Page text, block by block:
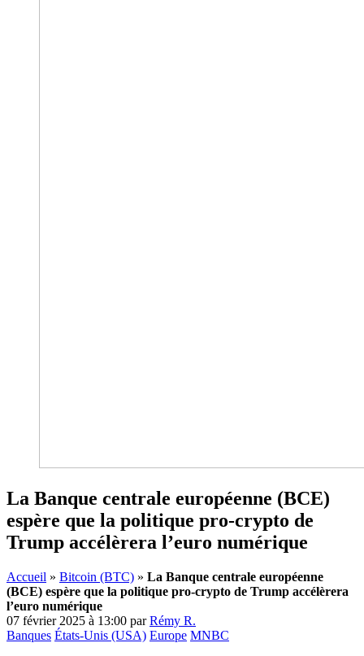
La Banque centrale européenne (BCE)
espère que la politique pro-crypto de
Trump accélèrera l’euro numérique
Accueil » Bitcoin (BTC) » La Banque centrale européenne
(BCE) espère que la politique pro-crypto de Trump accélèrera
l’euro numérique
07 février 2025 à 13:00 parRémy R.
Banques États-Unis (USA) Europe MNBC